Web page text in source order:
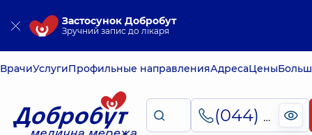
Застосунок Добробут
Зручний запис до лікаря
ВрачиУслугиПрофильные направленияАдресаЦены
(044) 495-2-888